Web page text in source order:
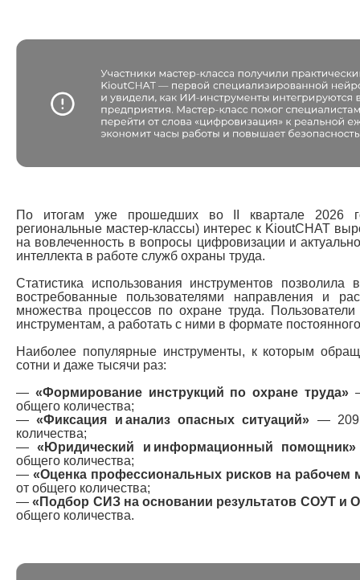
По итогам уже прошедших во II квартале 2026
региональные мастер-классы) интерес к KioutCHAT
на вовлеченность в вопросы цифровизации и
интеллекта в работе служб охраны труда.
Статистика использования инструментов позволила
востребованные пользователями направления и
множества процессов по охране труда.
инструментам, а работать с ними в формате
Наиболее популярные инструменты, к которым
сотни и даже тысячи раз:
— «Формирование инструкций по охране труда»—
общего количества;
—«Фиксация и анализ опасных ситуаций» — 209
количества;
—«Юридический и информационный
общего количества;
— «Оценка профессиональных рисков на рабочем
от общего количества;
—«Подбор СИЗ на основании результатов СОУТ и
общего количества.